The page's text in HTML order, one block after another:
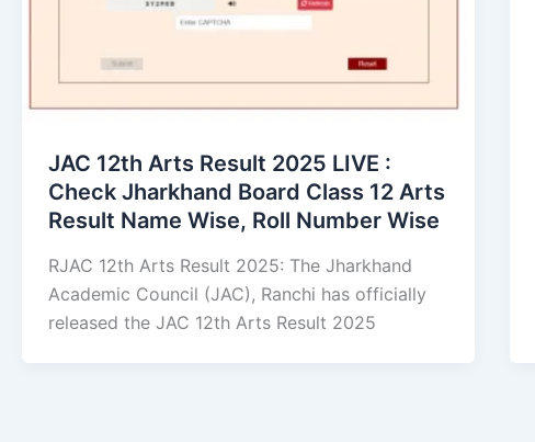
JAC 12th Arts Result 2025 LIVE :
Check Jharkhand Board Class 12 Arts
Result Name Wise, Roll Number Wise
RJAC 12th Arts Result 2025: The Jharkhand
Academic Council (JAC), Ranchi has officially
released the JAC 12th Arts Result 2025